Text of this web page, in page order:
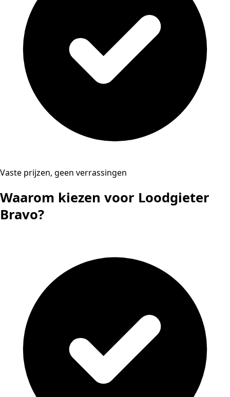
Vaste prijzen, geen verrassingen
Waarom kiezen voor Loodgieter
Bravo?